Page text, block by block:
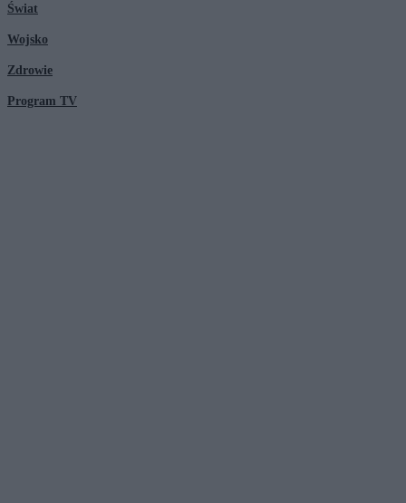
Świat
Wojsko
Zdrowie
Program TV